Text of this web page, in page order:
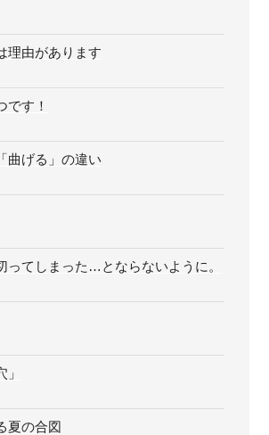
理由があります
です！
曲げる」の違い
ってしまった…とならないように。
夏の合図